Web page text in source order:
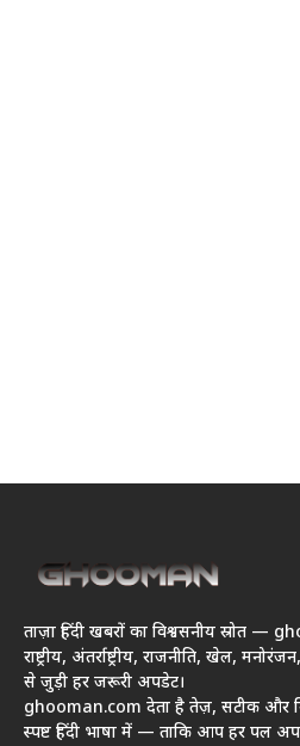
ताज़ा हिंदी खबरों का विश्वसनीय स्रोत —
राष्ट्रीय, अंतर्राष्ट्रीय, राजनीति, खेल,
से जुड़ी हर जरूरी अपडेट।
ghooman.com देता है तेज़, सटीक और
स्पष्ट हिंदी भाषा में — ताकि आप हर पल